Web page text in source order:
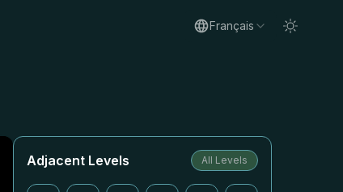
Français
Adjacent Levels All Levels